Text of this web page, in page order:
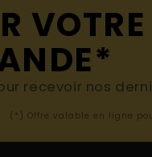
recevoir nos
(*) Offre valable en ligne